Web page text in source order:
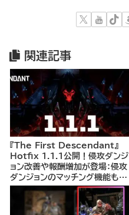
関連記事
『The First Descendant』
Hotfix 1.1.1公開！侵攻ダンジ
ョン改善や報酬増加が登場：侵攻
ダンジョンのマッチング機能も実
装予定とアナウンス